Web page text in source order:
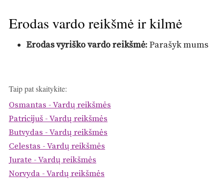
Erodas vardo reikšmė ir kilmė
Erodas vyriško vardo reikšmė: Parašyk mums
Taip pat skaitykite:
Osmantas - Vardų reikšmės
Patricijuš - Vardų reikšmės
Butvydas - Vardų reikšmės
Celestas - Vardų reikšmės
Jurate - Vardų reikšmės
Norvyda - Vardų reikšmės